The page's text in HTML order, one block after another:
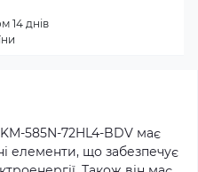
585N-72HL4-BDV має
елементи, що забезпечує
14 днів